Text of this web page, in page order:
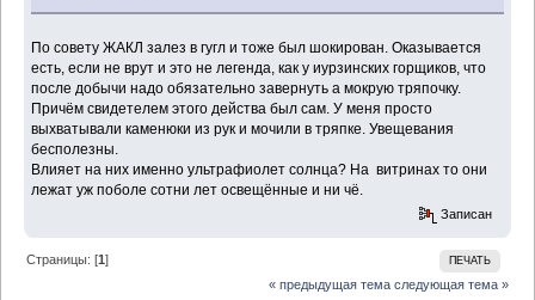
По совету ЖАКЛ залез в гугл и тоже был шокирован. Оказывается
есть, если не врут и это не легенда, как у иурзинских горщиков, что
после добычи надо обязательно завернуть а мокрую тряпочку.
Причём свидетелем этого действа был сам. У меня просто
выхватывали каменюки из рук и мочили в тряпке. Увещевания
бесполезны.
Влияет на них именно ультрафиолет солнца? На витринах то они
лежат уж поболе сотни лет освещённые и ни чё.
Записан
ПЕЧАТЬ
Страницы: [1]
« предыдущая тема следующая тема »